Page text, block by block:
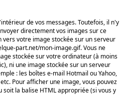
de vos messages. Toutefois, il n'y
directement vos images sur ce
vers votre image stockée sur un serveur
part.net/mon-image.gif. Vous ne
stockée sur votre ordinateur (à moins
ni une image stockée sur un serveur
: les boîtes e-mail Hotmail ou Yahoo,
Pour afficher une image, vous pouvez
la balise HTML appropriée (si vous y